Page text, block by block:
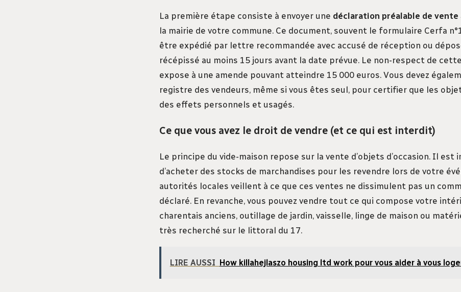
La première étape consiste à envoyer une déclaration préalable de vente
la mairie de votre commune. Ce document, souvent le formulaire Cerfa
être expédié par lettre recommandée avec accusé de réception ou
récépissé au moins 15 jours avant la date prévue. Le non-respect de
expose à une amende pouvant atteindre 15 000 euros. Vous devez
registre des vendeurs, même si vous êtes seul, pour certifier que les
des effets personnels et usagés.
Ce que vous avez le droit de vendre (et ce qui est interdit)
Le principe du vide-maison repose sur la vente d’objets d’occasion. Il est
d’acheter des stocks de marchandises pour les revendre lors de votre
autorités locales veillent à ce que ces ventes ne dissimulent pas un
déclaré. En revanche, vous pouvez vendre tout ce qui compose votre
charentais anciens, outillage de jardin, vaisselle, linge de maison ou
très recherché sur le littoral du 17.
LIRE AUSSI How killahejlaszo housing ltd work pour vous aider à vous